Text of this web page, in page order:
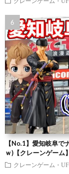
【No.1】愛知岐阜
ｗ)【クレーンゲーム
クレーンゲーム・